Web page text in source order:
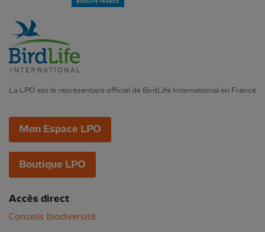
La LPO est le représentant officiel de BirdLife International en France
Mon Espace LPO
Boutique LPO
Accès direct
Conseils biodiversité